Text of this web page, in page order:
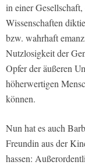
in einer
Wissenschaften
bzw. wahrhaft
Nutzlosigkeit der
Opfer der äußeren
höherwertigen
können.
Nun hat es auch
Freundin aus der
hassen: